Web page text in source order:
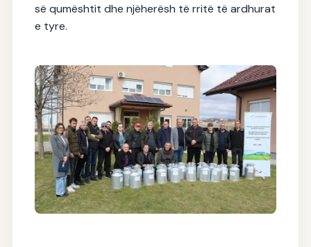
së qumështit dhe njëherësh të rritë të ardhurat
e tyre.